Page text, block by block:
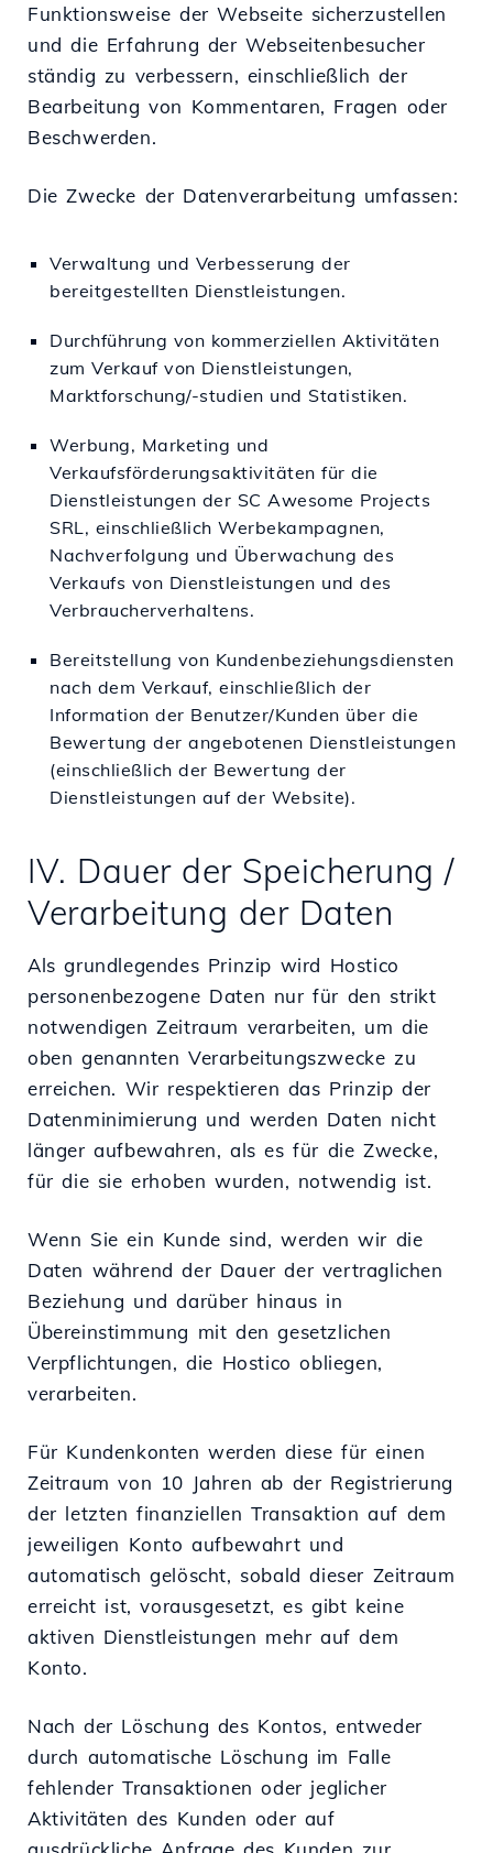
Funktionsweise der Webseite sicherzustellen
und die Erfahrung der Webseitenbesucher
ständig zu verbessern, einschließlich der
Bearbeitung von Kommentaren, Fragen oder
Beschwerden.
Die Zwecke der Datenverarbeitung umfassen:
Verwaltung und Verbesserung der
bereitgestellten Dienstleistungen.
Durchführung von kommerziellen Aktivitäten
zum Verkauf von Dienstleistungen,
Marktforschung/-studien und Statistiken.
Werbung, Marketing und
Verkaufsförderungsaktivitäten für die
Dienstleistungen der SC Awesome Projects
SRL, einschließlich Werbekampagnen,
Nachverfolgung und Überwachung des
Verkaufs von Dienstleistungen und des
Verbraucherverhaltens.
Bereitstellung von Kundenbeziehungsdiensten
nach dem Verkauf, einschließlich der
Information der Benutzer/Kunden über die
Bewertung der angebotenen Dienstleistungen
(einschließlich der Bewertung der
Dienstleistungen auf der Website).
IV. Dauer der Speicherung /
Verarbeitung der Daten
Als grundlegendes Prinzip wird Hostico
personenbezogene Daten nur für den strikt
notwendigen Zeitraum verarbeiten, um die
oben genannten Verarbeitungszwecke zu
erreichen. Wir respektieren das Prinzip der
Datenminimierung und werden Daten nicht
länger aufbewahren, als es für die Zwecke,
für die sie erhoben wurden, notwendig ist.
Wenn Sie ein Kunde sind, werden wir die
Daten während der Dauer der vertraglichen
Beziehung und darüber hinaus in
Übereinstimmung mit den gesetzlichen
Verpflichtungen, die Hostico obliegen,
verarbeiten.
Für Kundenkonten werden diese für einen
Zeitraum von 10 Jahren ab der Registrierung
der letzten finanziellen Transaktion auf dem
jeweiligen Konto aufbewahrt und
automatisch gelöscht, sobald dieser Zeitraum
erreicht ist, vorausgesetzt, es gibt keine
aktiven Dienstleistungen mehr auf dem
Konto.
Nach der Löschung des Kontos, entweder
durch automatische Löschung im Falle
fehlender Transaktionen oder jeglicher
Aktivitäten des Kunden oder auf